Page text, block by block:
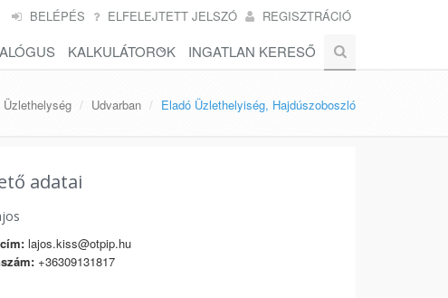
BELÉPÉS ELFELEJTETT JELSZÓ REGISZTRÁCIÓ
KALKULÁTOROK INGATLAN KERESŐ
Üzlethelység Udvarban Eladó Üzlethelyiség, Hajdúszoboszló
adatai
lajos.kiss@otpip.hu
+36309131817